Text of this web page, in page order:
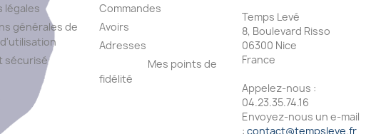
légales
générales de
sécurisé
Commandes
Avoirs
Adresses
Mes points de
fidélité
Temps Levé
8, Boulevard Risso
06300 Nice
France
Appelez-nous :
04.23.35.74.16
Envoyez-nous un e-mail
: contact@tempsleve.fr